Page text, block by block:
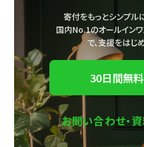
寄付をもっとシンプル
国内No.1のオールイン
で、支援をはじめ
30日間無
お問い合わせ・